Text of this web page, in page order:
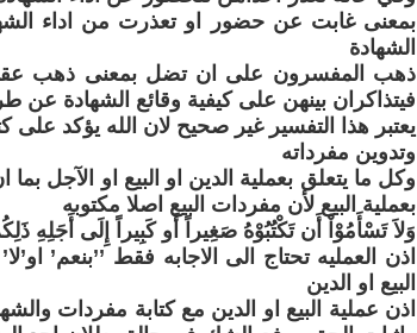
بمعنى غابت عن حضور او تعذرت من اداء
الشهادة
ذهب المفسرون على ان تضل بمعنى ذهب
فيتذاكران بينهن على كيفية وقائع الشهادة عن
يعتبر هذا التفسير غير صحيح لان الله يؤكد على
وتدوين مفرداته
وكل ما يتعلق بعملية الدين او البيع او الآجل
بعملية البيع لأن مفردات البيع اصلا مكتوبه
وَلاَ تَسْأَمُوْاْ أَن تَكْتُبُوْهُ صَغِيراً أَو كَبِيراً إِلَى أَجَلِهِ
اذن العمليه تحتاج الى الاجابه فقط ’’بنعم’
البيع او الدين
اذن عملية البيع او الدين مع كتابة مفردات